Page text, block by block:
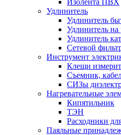
Изолента ПВХ
Удлинитель
Удлинитель
Удлинитель на
Удлинитель
Сетевой
Инструмент
Клещи
Съемник,
СИЗы
Нагревательные
Кипятильник
ТЭН
Расходники
Паяльные